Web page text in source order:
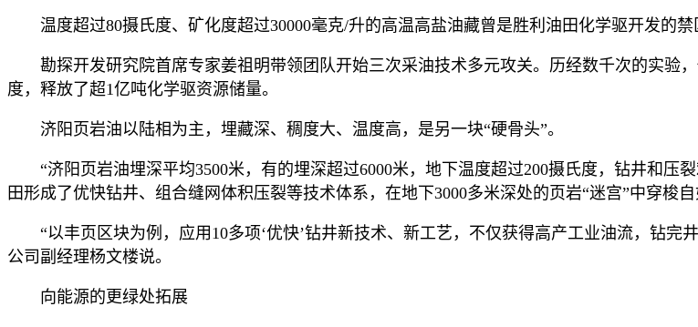
温度超过80摄氏度、矿化度超过30000毫克/升的高温高盐油藏曾是胜利油田化学驱开发的禁
勘探开发研究院首席专家姜祖明带领团队开始三次采油技术多元攻关。历经数千次的实验
度，释放了超1亿吨化学驱资源储量。
济阳页岩油以陆相为主，埋藏深、稠度大、温度高，是另一块“硬骨头”。
“济阳页岩油埋深平均3500米，有的埋深超过6000米，地下温度超过200摄氏度，钻井和
田形成了优快钻井、组合缝网体积压裂等技术体系，在地下3000多米深处的页岩“迷宫”中穿梭自
“以丰页区块为例，应用10多项‘优快’钻井新技术、新工艺，不仅获得高产工业油流，钻
公司副经理杨文楼说。
向能源的更绿处拓展